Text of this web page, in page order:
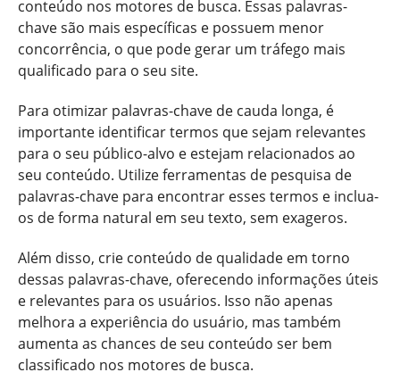
conteúdo nos motores de busca. Essas palavras-
chave são mais específicas e possuem menor
concorrência, o que pode gerar um tráfego mais
qualificado para o seu site.
Para otimizar palavras-chave de cauda longa, é
importante identificar termos que sejam relevantes
para o seu público-alvo e estejam relacionados ao
seu conteúdo. Utilize ferramentas de pesquisa de
palavras-chave para encontrar esses termos e inclua-
os de forma natural em seu texto, sem exageros.
Além disso, crie conteúdo de qualidade em torno
dessas palavras-chave, oferecendo informações úteis
e relevantes para os usuários. Isso não apenas
melhora a experiência do usuário, mas também
aumenta as chances de seu conteúdo ser bem
classificado nos motores de busca.